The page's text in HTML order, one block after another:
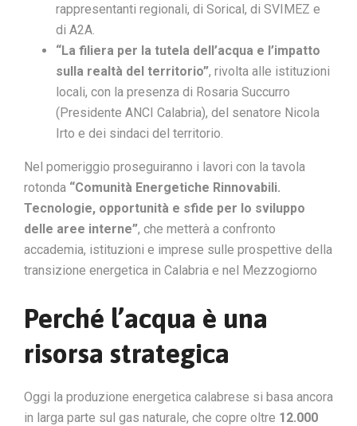
rappresentanti regionali, di Sorical, di SVIMEZ e
di A2A.
“La filiera per la tutela dell’acqua e l’impatto
sulla realtà del territorio”, rivolta alle istituzioni
locali, con la presenza di Rosaria Succurro
(Presidente ANCI Calabria), del senatore Nicola
Irto e dei sindaci del territorio.
Nel pomeriggio proseguiranno i lavori con la tavola
rotonda “Comunità Energetiche Rinnovabili.
Tecnologie, opportunità e sfide per lo sviluppo
delle aree interne”, che metterà a confronto
accademia, istituzioni e imprese sulle prospettive della
transizione energetica in Calabria e nel Mezzogiorno
Perché l’acqua è una
risorsa strategica
Oggi la produzione energetica calabrese si basa ancora
in larga parte sul gas naturale, che copre oltre 12.000